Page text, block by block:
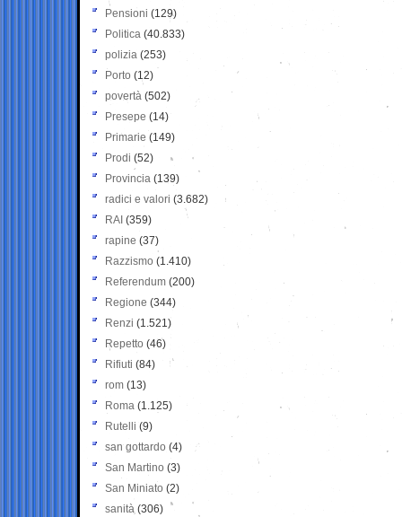
Pensioni (129)
Politica (40.833)
polizia (253)
Porto (12)
povertà (502)
Presepe (14)
Primarie (149)
Prodi (52)
Provincia (139)
radici e valori (3.682)
RAI (359)
rapine (37)
Razzismo (1.410)
Referendum (200)
Regione (344)
Renzi (1.521)
Repetto (46)
Rifiuti (84)
rom (13)
Roma (1.125)
Rutelli (9)
san gottardo (4)
San Martino (3)
San Miniato (2)
sanità (306)